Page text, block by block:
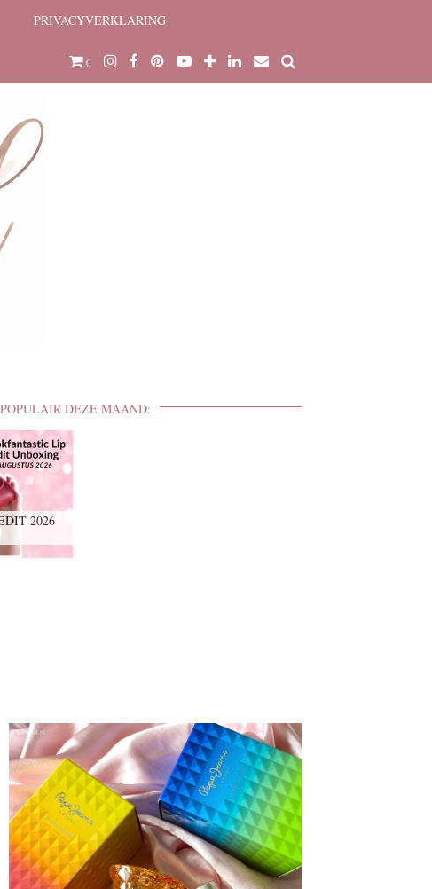
PRIVACYVERKLARING
0
POPULAIR DEZE MAAND:
2026